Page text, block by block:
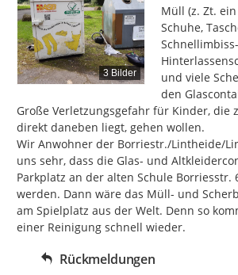
3 Bilder
Müll (z. Zt.
Schuhe,
Schnellimbiss-
und viele
den
Große Verletzungsgefahr für Kinder, die
direkt daneben liegt, gehen wollen.
Wir Anwohner der Borriestr./Lintheide/
uns sehr, dass die Glas- und
Parkplatz an der alten Schule Borriesstr.
werden. Dann wäre das Müll- und
am Spielplatz aus der Welt. Denn so
einer Reinigung schnell wieder.
Rückmeldungen